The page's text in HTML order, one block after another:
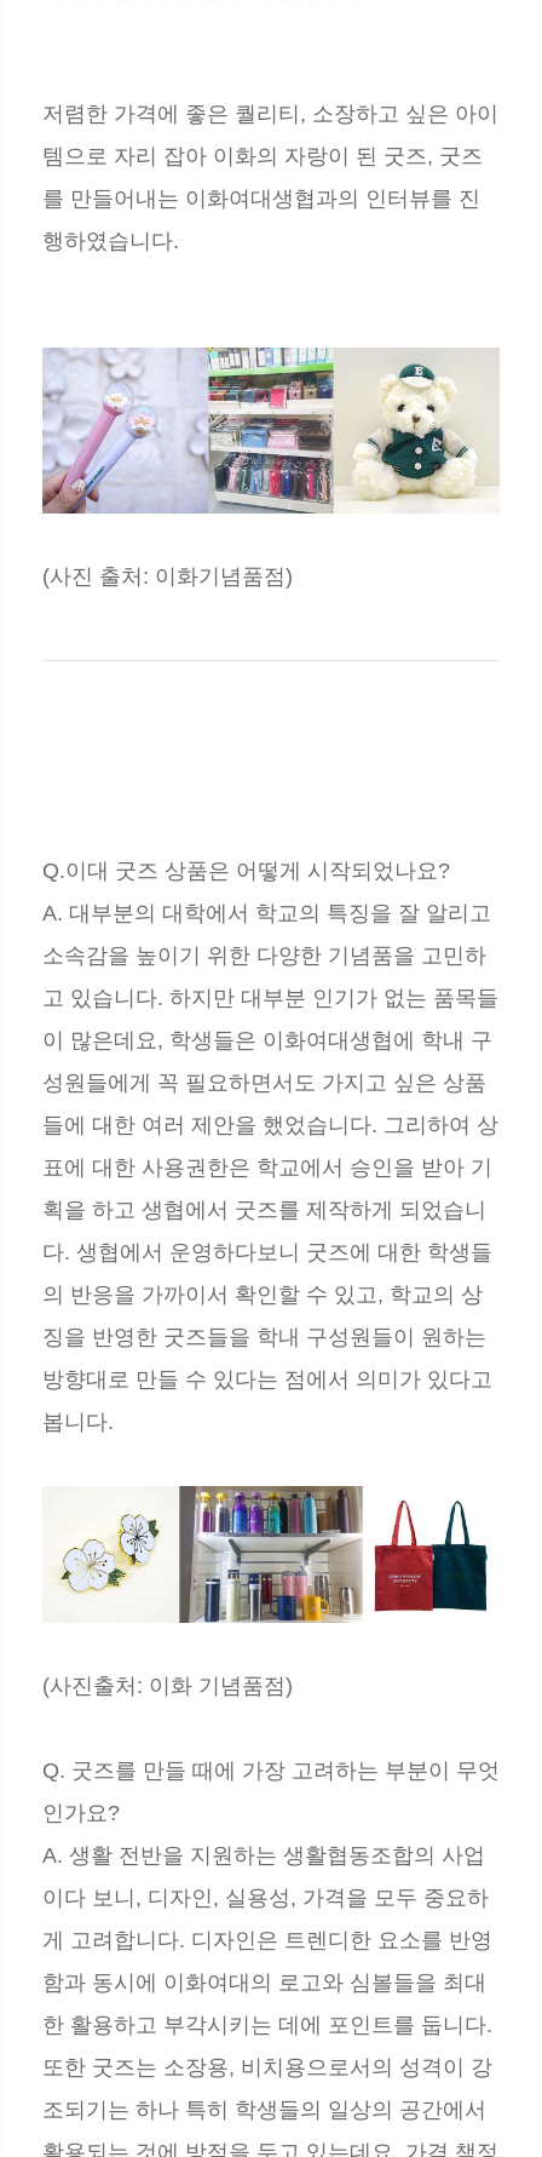
저렴한 가격에 좋은 퀄리티, 소장하고 싶은 아이
템으로 자리 잡아 이화의 자랑이 된 굿즈, 굿즈
를 만들어내는 이화여대생협과의 인터뷰를 진
행하였습니다.
(사진 출처: 이화기념품점)
Q.이대 굿즈 상품은 어떻게 시작되었나요?
A. 대부분의 대학에서 학교의 특징을 잘 알리고
소속감을 높이기 위한 다양한 기념품을 고민하
고 있습니다. 하지만 대부분 인기가 없는 품목들
이 많은데요, 학생들은 이화여대생협에 학내 구
성원들에게 꼭 필요하면서도 가지고 싶은 상품
들에 대한 여러 제안을 했었습니다. 그리하여 상
표에 대한 사용권한은 학교에서 승인을 받아 기
획을 하고 생협에서 굿즈를 제작하게 되었습니
다. 생협에서 운영하다보니 굿즈에 대한 학생들
의 반응을 가까이서 확인할 수 있고, 학교의 상
징을 반영한 굿즈들을 학내 구성원들이 원하는
방향대로 만들 수 있다는 점에서 의미가 있다고
봅니다.
(사진출처: 이화 기념품점)
Q. 굿즈를 만들 때에 가장 고려하는 부분이 무엇
인가요?
A. 생활 전반을 지원하는 생활협동조합의 사업
이다 보니, 디자인, 실용성, 가격을 모두 중요하
게 고려합니다. 디자인은 트렌디한 요소를 반영
함과 동시에 이화여대의 로고와 심볼들을 최대
한 활용하고 부각시키는 데에 포인트를 둡니다.
또한 굿즈는 소장용, 비치용으로서의 성격이 강
조되기는 하나 특히 학생들의 일상의 공간에서